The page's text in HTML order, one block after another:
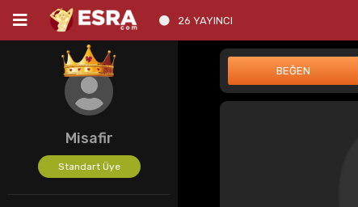
26 YAYINCI
Misafir
Standart Üye